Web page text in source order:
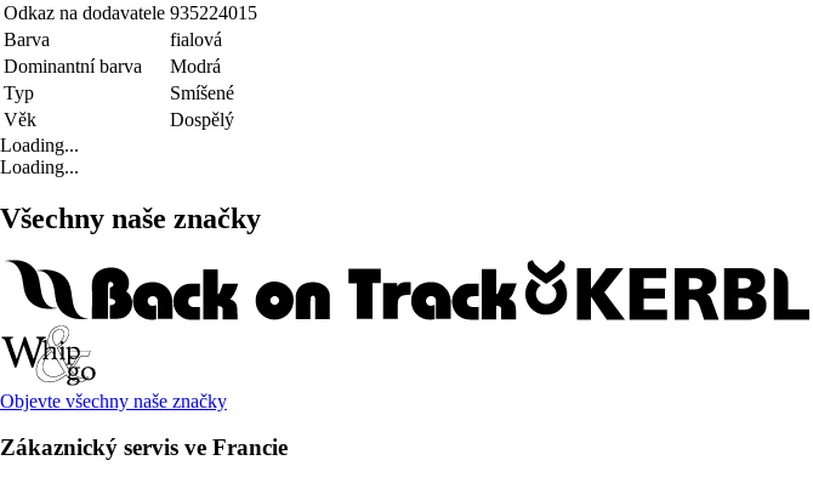
Odkaz na dodavatele 935224015
Barva
fialová
Dominantní barva
Modrá
Typ
Smíšené
Věk
Dospělý
Loading...
Loading...
Všechny naše značky
Objevte všechny naše značky
Zákaznický servis ve Francie